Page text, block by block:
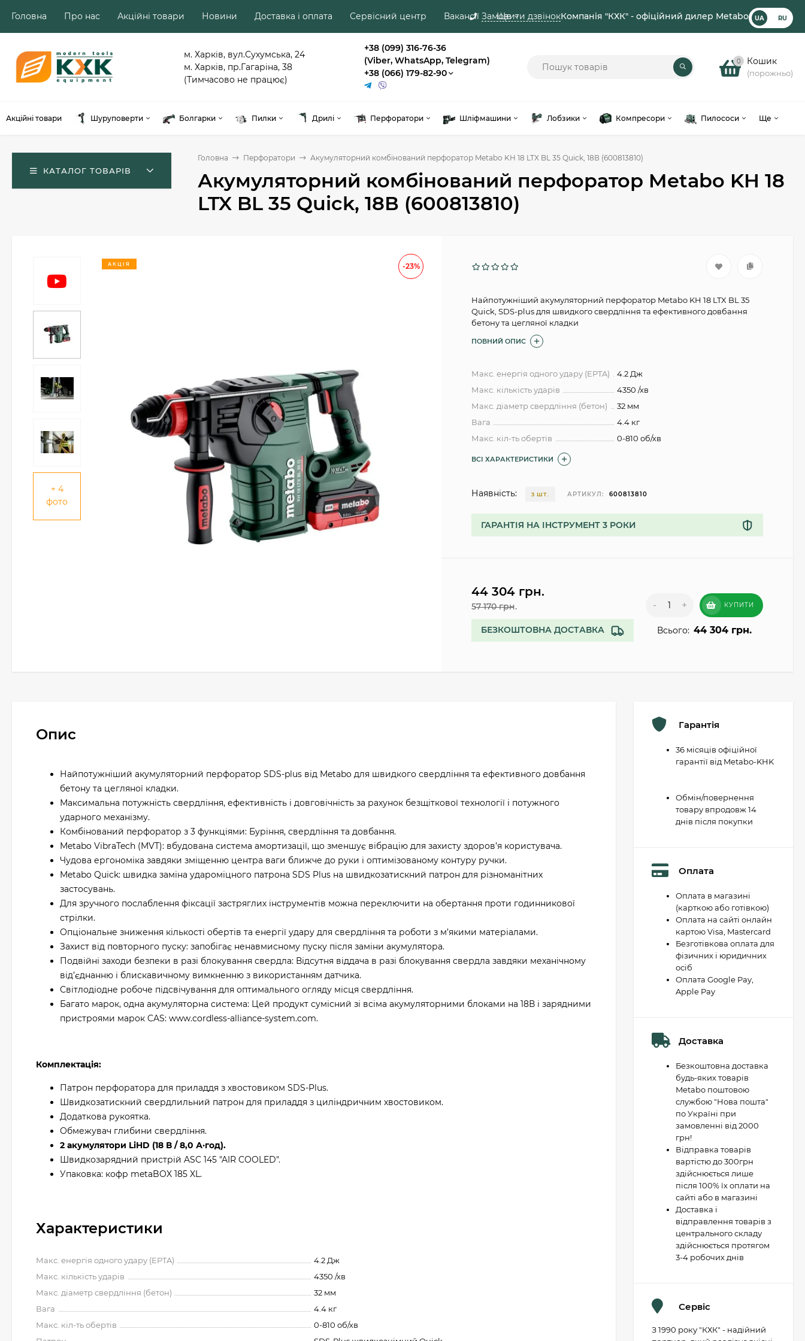
Замовити дзвінокКомпанія "КХК" - офіційний дилер Metabo UA RU
Головна Про нас Акційні товари Новини Доставка і оплата Сервісний центр Вакансії Ще
м. Харків, вул.Сухумська, 24
м. Харків, пр.Гагаріна, 38
(Тимчасово не працює)
+38 (099) 316-76-36
(Viber, WhatsApp, Telegram)
+38 (066) 179-82-90
0 Кошик
(порожньо)
Акційні товари Шуруповерти Болгарки Пилки Дрилі Перфоратори Шліфмашини Лобзики Компресори Пилососи Ще
КАТАЛОГ ТОВАРІВ
Головна Перфоратори Акумуляторний комбінований перфоратор Metabo KH 18 LTX BL 35 Quick, 18В (600813810)
Акумуляторний комбінований перфоратор Metabo KH 18
LTX BL 35 Quick, 18В (600813810)
+ 4
фото
-23%
АКЦІЯ
Найпотужніший акумуляторний перфоратор Metabo KH 18 LTX BL 35
Quick, SDS-plus для швидкого свердління та ефективного довбання
бетону та цегляної кладки
ПОВНИЙ ОПИС
Макс. енергія одного удару (EPTA)
4.2 Дж
Макс. кількість ударів
4350 /хв
Макс. діаметр свердління (бетон)
32 мм
Вага
4.4 кг
Макс. кіл-ть обертів
0-810 об/хв
ВСІ ХАРАКТЕРИСТИКИ
Наявність: 3 ШТ. АРТИКУЛ: 600813810
ГАРАНТІЯ НА ІНСТРУМЕНТ 3 РОКИ
44 304 грн.
57 170 грн.
БЕЗКОШТОВНА ДОСТАВКА
- + КУПИТИ
Всього: 44 304 грн.
Опис
Найпотужніший акумуляторний перфоратор SDS-plus від Metabo для швидкого свердління та ефективного довбання
бетону та цегляної кладки.
Максимальна потужність свердління, ефективність і довговічність за рахунок безщіткової технології і потужного
ударного механізму.
Комбінований перфоратор з 3 функціями: Буріння, свердління та довбання.
Metabo VibraTech (MVT): вбудована система амортизації, що зменшує вібрацію для захисту здоров’я користувача.
Чудова ергономіка завдяки зміщенню центра ваги ближче до руки і оптимізованому контуру ручки.
Metabo Quick: швидка заміна удароміцного патрона SDS Plus на швидкозатискний патрон для різноманітних
застосувань.
Для зручного послаблення фіксації застряглих інструментів можна переключити на обертання проти годинникової
стрілки.
Опціональне зниження кількості обертів та енергії удару для свердління та роботи з м’якими матеріалами.
Захист від повторного пуску: запобігає ненавмисному пуску після заміни акумулятора.
Подвійні заходи безпеки в разі блокування свердла: Відсутня віддача в разі блокування свердла завдяки механічному
від’єднанню і блискавичному вимкненню з використанням датчика.
Світлодіодне робоче підсвічування для оптимального огляду місця свердління.
Багато марок, одна акумуляторна система: Цей продукт сумісний зі всіма акумуляторними блоками на 18В і зарядними
пристроями марок CAS: www.cordless-alliance-system.com.
Комплектація:
Патрон перфоратора для приладдя з хвостовиком SDS-Plus.
Швидкозатискний свердлильний патрон для приладдя з циліндричним хвостовиком.
Додаткова рукоятка.
Обмежувач глибини свердління.
2 акумулятори LiHD (18 В / 8,0 А·год).
Швидкозарядний пристрій ASC 145 "AIR COOLED".
Упаковка: кофр metaBOX 185 XL.
Характеристики
Макс. енергія одного удару (EPTA)
4.2 Дж
Макс. кількість ударів
4350 /хв
Макс. діаметр свердління (бетон)
32 мм
Вага
4.4 кг
Макс. кіл-ть обертів
0-810 об/хв
Гарантія
36 місяців офіційної
гарантії від Metabo-KHK
Обмін/повернення
товару впродовж 14
днів після покупки
Оплата
Оплата в магазині
(карткою або готівкою)
Оплата на сайті онлайн
картою Visa, Mastercard
Безготівкова оплата для
фізичних і юридичних
осіб
Оплата Google Pay,
Apple Pay
Доставка
Безкоштовна доставка
будь-яких товарів
Metabo поштовою
службою "Нова пошта"
по Україні при
замовленні від 2000
грн!
Відправка товарів
вартістю до 300грн
здійснюється лише
після 100% їх оплати на
сайті або в магазині
Доставка і
відправлення товарів з
центрального складу
здійснюється протягом
3-4 робочих днів
Сервіс
З 1990 року "КХК" - надійний